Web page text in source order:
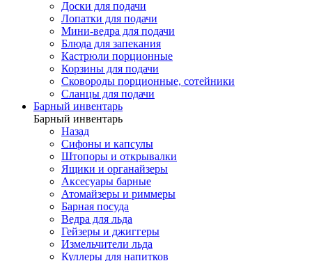
Доски для подачи
Лопатки для подачи
Мини-ведра для подачи
Блюда для запекания
Кастрюли порционные
Корзины для подачи
Сковороды порционные, сотейники
Сланцы для подачи
Барный инвентарь
Барный инвентарь
Назад
Сифоны и капсулы
Штопоры и открывалки
Ящики и органайзеры
Аксесуары барные
Атомайзеры и риммеры
Барная посуда
Ведра для льда
Гейзеры и джиггеры
Измельчители льда
Куллеры для напитков